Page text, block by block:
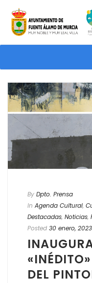
By Dpto. Prensa
In Agenda Cultural,
Destacadas, Noticias,
Posted 30 enero, 2023
DEL